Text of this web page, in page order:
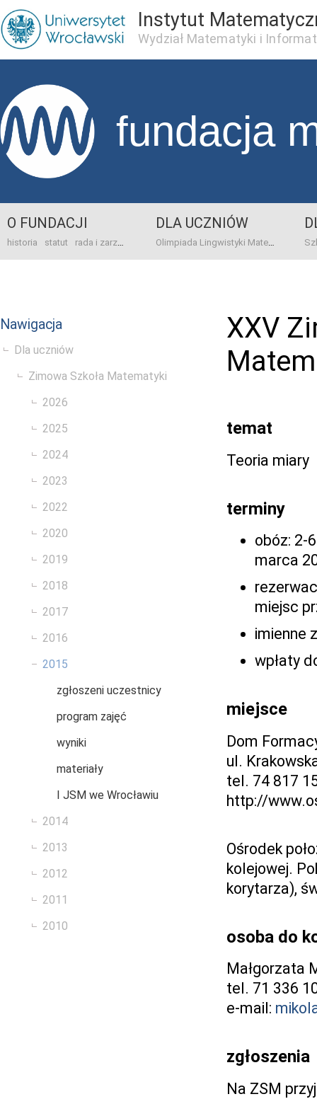
Instytut
Wydział Matematyki i
fundacja
O FUNDACJI
historia statut rada i zarząd dane bankowo-adresowe kontakt
DLA UCZNIÓW
Olimpiada Lingwistyki Matematycznej
Nawigacja
Dla uczniów
Zimowa Szkoła Matematyki
2026
2025
2024
2023
2022
2020
2019
2018
2017
2016
2015
zgłoszeni uczestnicy
program zajęć
wyniki
materiały
I JSM we Wrocławiu
2014
2013
2012
2011
2010
XXV
temat
Teoria miary
terminy
obóz: 2-6
marca
miejsc
imienne
wpłaty
miejsce
Dom
ul.
tel. 74 817
http://
Ośrodek
kolejowej.
korytarza),
osoba do
Małgorzata
tel. 71 336
e-mail:
zgłoszenia
Na ZSM